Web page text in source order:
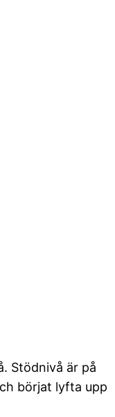
Stödnivå är på
börjat lyfta upp